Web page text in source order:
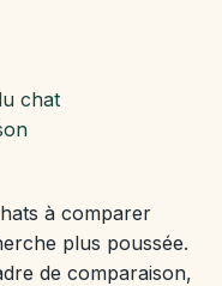
chat
à comparer
plus poussée.
de comparaison,